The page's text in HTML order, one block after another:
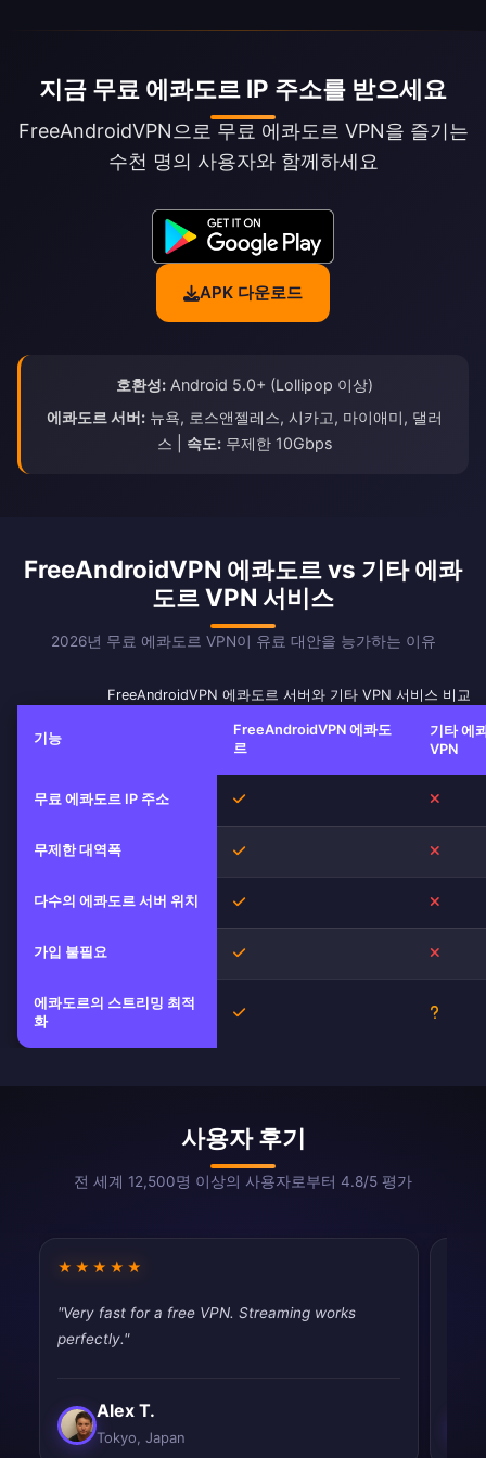
지금 무료 에콰도르 IP 주소를 받으세요
FreeAndroidVPN으로 무료 에콰도르 VPN을 즐기는
수천 명의 사용자와 함께하세요
APK 다운로드
호환성: Android 5.0+ (Lollipop 이상)
에콰도르 서버: 뉴욕, 로스앤젤레스, 시카고, 마이애미, 댈러
스 | 속도:무제한 10Gbps
FreeAndroidVPN 에콰도르 vs 기타 에콰
도르 VPN 서비스
2026년 무료 에콰도르 VPN이 유료 대안을 능가하는 이유
FreeAndroidVPN 에콰도르 서버와 기타 VPN 서비스 비교
기능
FreeAndroidVPN 에콰도
르
기타 에
VPN
무료 에콰도르 IP 주소 예
무제한 대역폭 예
다수의 에콰도르 서버 위치 예
가입 불필요 예
에콰도르의 스트리밍 최적
화
예
사용자 후기
전 세계 12,500명 이상의 사용자로부터 4.8/5 평가
★★★★★
"Very fast for a free VPN. Streaming works
perfectly."
Alex T.
Tokyo, Japan